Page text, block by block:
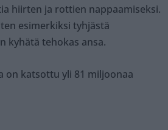
hiirten ja rottien nappaamiseksi.
esimerkiksi tyhjästä
kyhätä tehokas ansa.
on katsottu yli 81 miljoonaa